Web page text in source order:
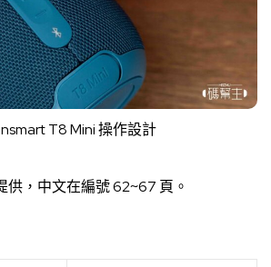
T8 Mini 操作設計
供，中文在編號 62~67 頁。